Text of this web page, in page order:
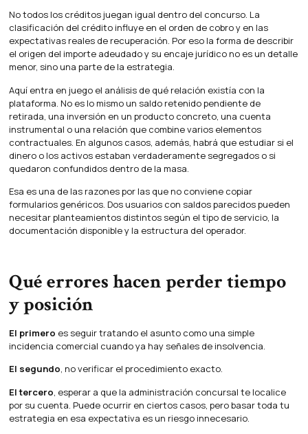
No todos los créditos juegan igual dentro del concurso. La
clasificación del crédito influye en el orden de cobro y en las
expectativas reales de recuperación. Por eso la forma de describir
el origen del importe adeudado y su encaje jurídico no es un detalle
menor, sino una parte de la estrategia.
Aquí entra en juego el análisis de qué relación existía con la
plataforma. No es lo mismo un saldo retenido pendiente de
retirada, una inversión en un producto concreto, una cuenta
instrumental o una relación que combine varios elementos
contractuales. En algunos casos, además, habrá que estudiar si el
dinero o los activos estaban verdaderamente segregados o si
quedaron confundidos dentro de la masa.
Esa es una de las razones por las que no conviene copiar
formularios genéricos. Dos usuarios con saldos parecidos pueden
necesitar planteamientos distintos según el tipo de servicio, la
documentación disponible y la estructura del operador.
Qué errores hacen perder tiempo
y posición
El primero es seguir tratando el asunto como una simple
incidencia comercial cuando ya hay señales de insolvencia.
El segundo, no verificar el procedimiento exacto.
El tercero, esperar a que la administración concursal te localice
por su cuenta. Puede ocurrir en ciertos casos, pero basar toda tu
estrategia en esa expectativa es un riesgo innecesario.